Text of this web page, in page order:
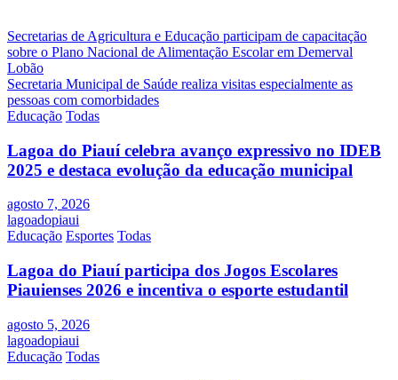
Navegação
de
Post
Secretarias de Agricultura e Educação participam de capacitação
sobre o Plano Nacional de Alimentação Escolar em Demerval
Lobão
Secretaria Municipal de Saúde realiza visitas especialmente as
pessoas com comorbidades
Educação Todas
Lagoa do Piauí celebra avanço expressivo no IDEB
2025 e destaca evolução da educação municipal
agosto 7, 2026
lagoadopiaui
Educação Esportes Todas
Lagoa do Piauí participa dos Jogos Escolares
Piauienses 2026 e incentiva o esporte estudantil
agosto 5, 2026
lagoadopiaui
Educação Todas